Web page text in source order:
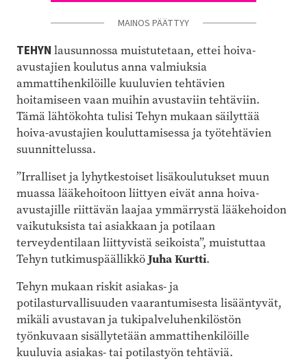
MAINOS PÄÄTTYY
TEHYN lausunnossa muistutetaan, ettei hoiva-
avustajien koulutus anna valmiuksia
ammattihenkilöille kuuluvien tehtävien
hoitamiseen vaan muihin avustaviin tehtäviin.
Tämä lähtökohta tulisi Tehyn mukaan säilyttää
hoiva-avustajien kouluttamisessa ja työtehtävien
suunnittelussa.
”Irralliset ja lyhytkestoiset lisäkoulutukset muun
muassa lääkehoitoon liittyen eivät anna hoiva-
avustajille riittävän laajaa ymmärrystä lääkehoidon
vaikutuksista tai asiakkaan ja potilaan
terveydentilaan liittyvistä seikoista”, muistuttaa
Tehyn tutkimuspäällikköJuha Kurtti.
Tehyn mukaan riskit asiakas- ja
potilasturvallisuuden vaarantumisesta lisääntyvät,
mikäli avustavan ja tukipalveluhenkilöstön
työnkuvaan sisällytetään ammattihenkilöille
kuuluvia asiakas- tai potilastyön tehtäviä.